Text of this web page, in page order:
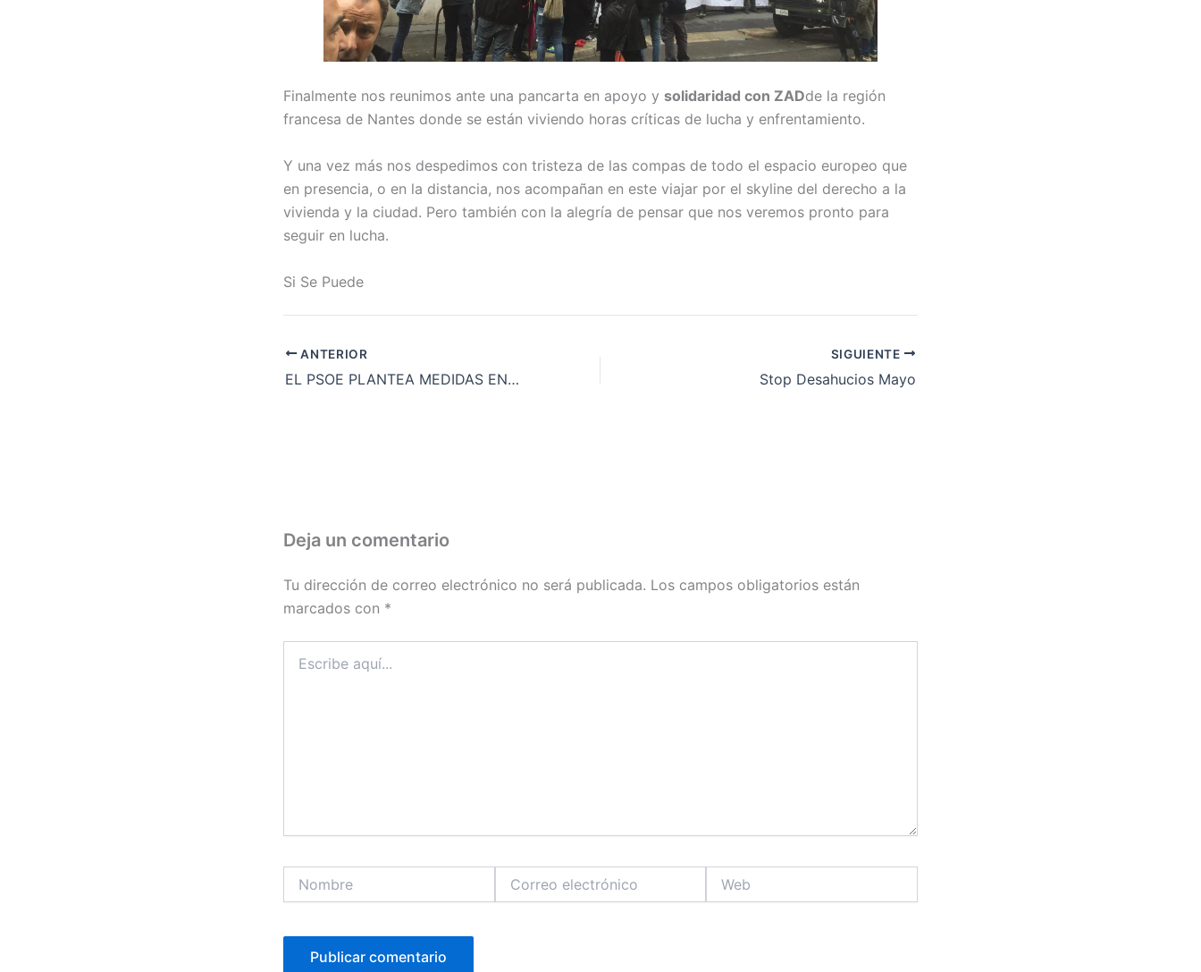
Finalmente nos reunimos ante una pancarta en apoyo y solidaridad con ZADde la región
francesa de Nantes donde se están viviendo horas críticas de lucha y enfrentamiento.
Y una vez más nos despedimos con tristeza de las compas de todo el espacio europeo que
en presencia, o en la distancia, nos acompañan en este viajar por el skyline del derecho a la
vivienda y la ciudad. Pero también con la alegría de pensar que nos veremos pronto para
seguir en lucha.
Si Se Puede
ANTERIOR
EL PSOE PLANTEA MEDIDAS EN EL ALQUILER QUE NECESITAN LAS PROPUESTAS DE LA LEY VIVIENDA PAH PARA SER EFECTIVAS
SIGUIENTE
Stop Desahucios Mayo
Deja un comentario
Tu dirección de correo electrónico no será publicada. Los campos obligatorios están
marcados con *
aquí...
electrónico